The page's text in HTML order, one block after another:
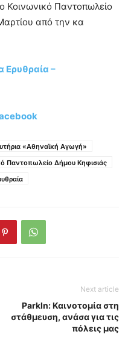
Κοινωνικό Παντοπωλείο
από την κα
Ερυθραία –
«Αθηναϊκή Αγωγή»
Παντοπωλείο Δήμου Κηφισιάς
Next article
ParkIn: Καινοτομία στη
στάθμευση, ανάσα για τις
πόλεις μας